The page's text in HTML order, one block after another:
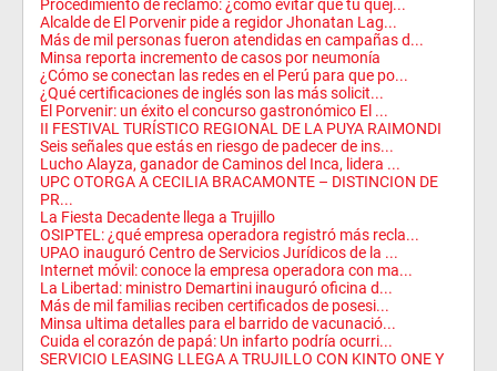
Procedimiento de reclamo: ¿cómo evitar que tu quej...
Alcalde de El Porvenir pide a regidor Jhonatan Lag...
Más de mil personas fueron atendidas en campañas d...
Minsa reporta incremento de casos por neumonía
¿Cómo se conectan las redes en el Perú para que po...
¿Qué certificaciones de inglés son las más solicit...
El Porvenir: un éxito el concurso gastronómico El ...
II FESTIVAL TURÍSTICO REGIONAL DE LA PUYA RAIMONDI
Seis señales que estás en riesgo de padecer de ins...
Lucho Alayza, ganador de Caminos del Inca, lidera ...
UPC OTORGA A CECILIA BRACAMONTE – DISTINCION DE
PR...
La Fiesta Decadente llega a Trujillo
OSIPTEL: ¿qué empresa operadora registró más recla...
UPAO inauguró Centro de Servicios Jurídicos de la ...
Internet móvil: conoce la empresa operadora con ma...
La Libertad: ministro Demartini inauguró oficina d...
Más de mil familias reciben certificados de posesi...
Minsa ultima detalles para el barrido de vacunació...
Cuida el corazón de papá: Un infarto podría ocurri...
SERVICIO LEASING LLEGA A TRUJILLO CON KINTO ONE Y